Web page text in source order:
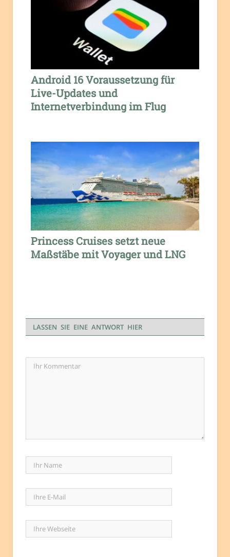
Android 16 Voraussetzung für
Live-Updates und
Internetverbindung im Flug
Princess Cruises setzt neue
Maßstäbe mit Voyager und LNG
LASSEN SIE EINE ANTWORT HIER